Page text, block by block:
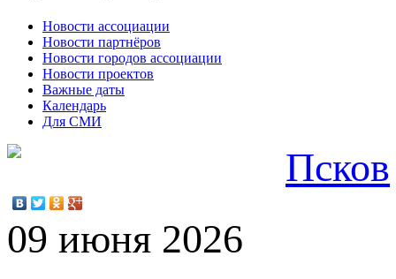
Новости ассоциации
Новости партнёров
Новости городов ассоциации
Новости проектов
Важные даты
Календарь
Для СМИ
Псков
09 июня 2026